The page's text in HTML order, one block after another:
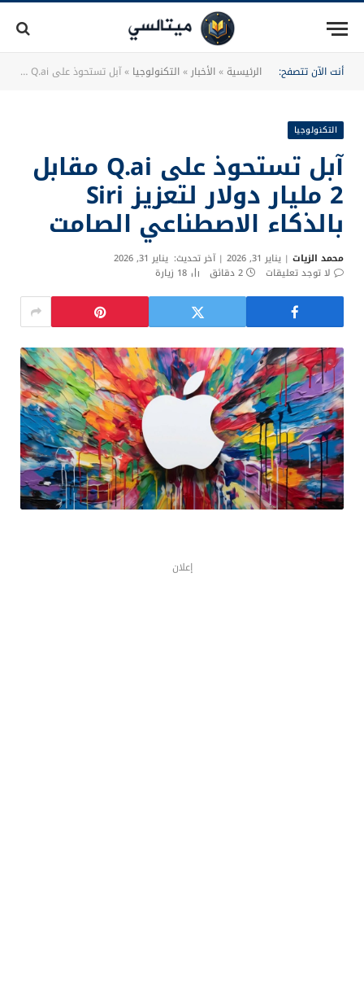
أنت الآن تتصفح: الرئيسية»الأخبار »التكنولوجيا »آبل تستحوذ على Q.ai مقابل 2 مليار دولار لتعزيز Siri بالذكاء الاصطناعي الصامت
التكنولوجيا
آبل تستحوذ على Q.ai مقابل
2 مليار دولار لتعزيز Siri
بالذكاء الاصطناعي الصامت
محمد الزيات يناير 31, 2026 آخر تحديث: يناير 31, 2026
لا توجد تعليقات
2 دقائق 18 زيارة
إعلان